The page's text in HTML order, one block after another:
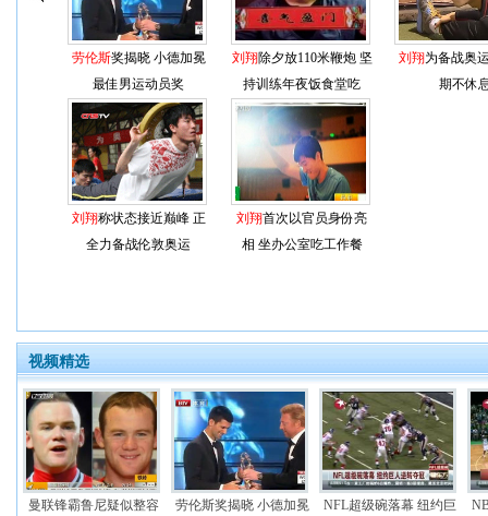
劳伦斯奖揭晓 小德加冕
最佳男运动员奖
刘翔除夕放110米鞭炮 坚
持训练年夜饭食堂吃
刘翔为备战奥
期不休
刘翔称状态接近巅峰 正
全力备战伦敦奥运
刘翔首次以官员身份亮
相 坐办公室吃工作餐
视频精选
曼联锋霸鲁尼疑似整容
劳伦斯奖揭晓 小德加冕
NFL超级碗落幕 纽约巨